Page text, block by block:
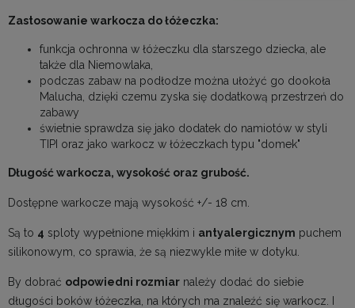
Zastosowanie warkocza do łóżeczka:
funkcja ochronna w łóżeczku dla starszego dziecka, ale
także dla Niemowlaka,
podczas zabaw na podłodze można ułożyć go dookoła
Malucha, dzięki czemu zyska się dodatkową przestrzeń do
zabawy
świetnie sprawdza się jako dodatek do namiotów w styli
TIPI oraz jako warkocz w łóżeczkach typu "domek"
Długość warkocza, wysokość oraz grubość.
Dostępne warkocze mają wysokość +/- 18 cm.
Są to 4 sploty wypełnione miękkim i antyalergicznym puchem
silikonowym, co sprawia, że są niezwykle miłe w dotyku.
By dobrać odpowiedni rozmiar należy dodać do siebie
długości boków łóżeczka, na których ma znaleźć się warkocz. I